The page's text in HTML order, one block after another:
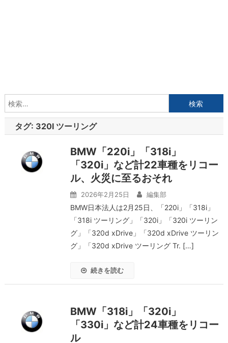
索:
タグ: 320I ツーリング
BMW「220i」「318i」
「320i」など計22車種をリコー
ル、火災に至るおそれ
2026年2月25日 編集部
BMW日本法人は2月25日、「220i」「318i」
「318i ツーリング」「320i」「320i ツーリン
グ」「320d xDrive」「320d xDrive ツーリン
グ」「320d xDrive ツーリング Tr. […]
続きを読む
BMW「318i」「320i」
「330i」など計24車種をリコー
ル